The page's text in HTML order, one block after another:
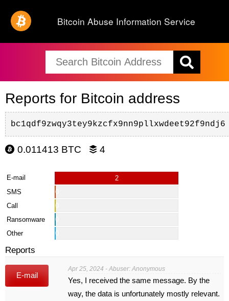
Bitcoin Abuse Information Service
Reports for Bitcoin address
bc1qdf9zwqy3tey9kzcfx9nn9pllxwdeet92f9ndj6
0.011413 BTC 4
E-mail
2
SMS
0
Call
0
Ransomware
0
Other
0
Reports
E-mail
Apr 25, 2024 - Abuser: Anonymous
Yes, I received the same message. By the
way, the data is unfortunately mostly relevant.